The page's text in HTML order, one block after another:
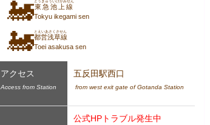
🚂東急池上線
とうきゅういけがみせん
Tokyu ikegami sen
🚂都営浅草線
とえいあさくさせん
Toei asakusa sen
アクセス
Access from Station
五反田駅西口
from west exit gate of Gotanda Station
公式HPトラブル発生中